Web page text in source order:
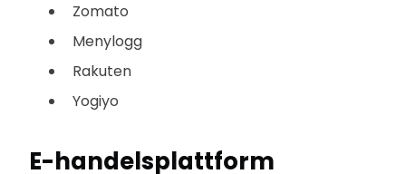
Zomato
Menylogg
Rakuten
Yogiyo
E-handelsplattform